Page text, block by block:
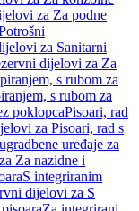
za Za podne
za Sanitarni
dijelovi za Za
s rubom za
s rubom za
poklopcaPisoari, rad
za Pisoari, rad s
uređaje za
Za nazidne i
S integriranim
dijelovi za S